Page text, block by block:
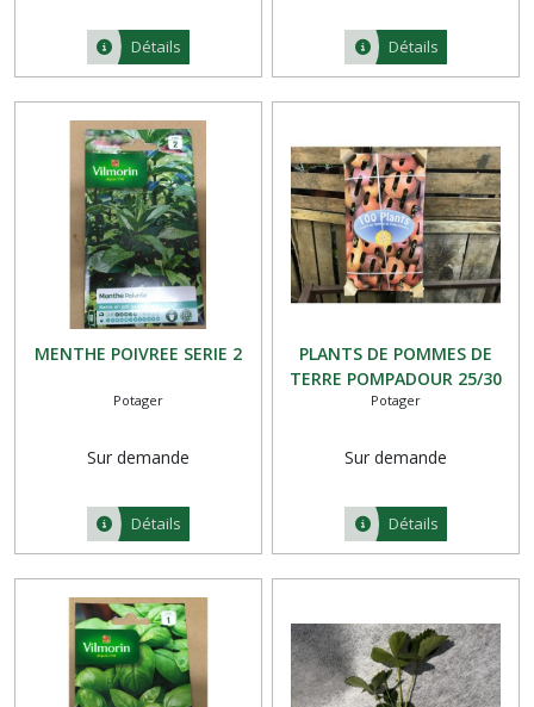
Détails Détails
MENTHE POIVREE SERIE 2
Potager
Sur demande
Détails
PLANTS DE POMMES DE
TERRE POMPADOUR 25/30
100 PLANTS
Potager
Sur demande
Détails